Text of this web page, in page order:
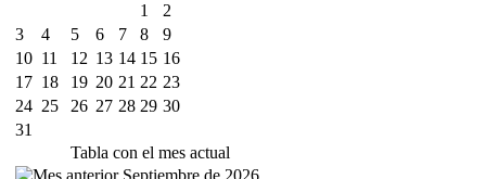
1
2
3
4 5 6 7 8
9
10 11 12 13 14 15 16
17 18 19 20 21 22 23
24 25 26 27 28 29 30
31
Tabla con el mes actual
Septiembre de 2026